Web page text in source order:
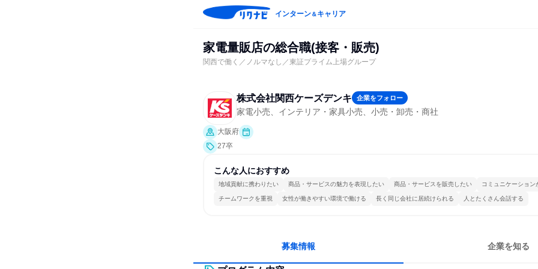
インターン＆キャリア
家電量販店の総合職(接客・販売)
関西で働く／ノルマなし／東証プライム上場グループ
株式会社関西ケーズデンキ 企業をフォロー
家電小売、インテリア・家具小売、小売・卸売・商社
大阪府
27卒
こんな人におすすめ
地域貢献に携わりたい 商品・サービスの魅力を表現したい 商品・サービスを販売したい コミュニケーション
チームワークを重視 女性が働きやすい環境で働ける 長く同じ会社に居続けられる 人とたくさん会話する
募集情報 企業を知る